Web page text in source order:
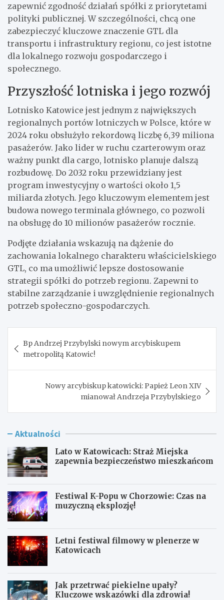
zapewnić zgodność działań spółki z priorytetami
polityki publicznej. W szczególności, chcą one
zabezpieczyć kluczowe znaczenie GTL dla
transportu i infrastruktury regionu, co jest istotne
dla lokalnego rozwoju gospodarczego i
społecznego.
Przyszłość lotniska i jego rozwój
Lotnisko Katowice jest jednym z największych
regionalnych portów lotniczych w Polsce, które w
2024 roku obsłużyło rekordową liczbę 6,39 miliona
pasażerów. Jako lider w ruchu czarterowym oraz
ważny punkt dla cargo, lotnisko planuje dalszą
rozbudowę. Do 2032 roku przewidziany jest
program inwestycyjny o wartości około 1,5
miliarda złotych. Jego kluczowym elementem jest
budowa nowego terminala głównego, co pozwoli
na obsługę do 10 milionów pasażerów rocznie.
Podjęte działania wskazują na dążenie do
zachowania lokalnego charakteru właścicielskiego
GTL, co ma umożliwić lepsze dostosowanie
strategii spółki do potrzeb regionu. Zapewni to
stabilne zarządzanie i uwzględnienie regionalnych
potrzeb społeczno-gospodarczych.
wpisu
Bp Andrzej Przybylski nowym arcybiskupem
metropolitą Katowic!
Nowy arcybiskup katowicki: Papież Leon XIV
mianował Andrzeja Przybylskiego
Aktualności
Lato w Katowicach: Straż Miejska
zapewnia bezpieczeństwo mieszkańcom
Festiwal K-Popu w Chorzowie: Czas na
muzyczną eksplozję!
Letni festiwal filmowy w plenerze w
Katowicach
Jak przetrwać piekielne upały?
Kluczowe wskazówki dla zdrowia!